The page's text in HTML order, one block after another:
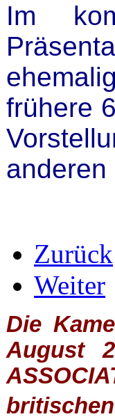
Im
frühere
Zurück
Weiter
Die
August
britischen